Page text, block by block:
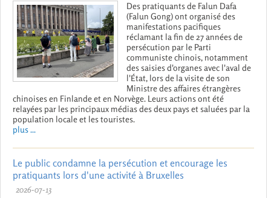
Des pratiquants de Falun Dafa
(Falun Gong) ont organisé des
manifestations pacifiques
réclamant la fin de 27 années de
persécution par le Parti
communiste chinois, notamment
des saisies d'organes avec l'aval de
l'État, lors de la visite de son
Ministre des affaires étrangères
chinoises en Finlande et en Norvège. Leurs actions ont été
relayées par les principaux médias des deux pays et saluées par la
population locale et les touristes.
plus ...
Le public condamne la persécution et encourage les
pratiquants lors d'une activité à Bruxelles
2026-07-13